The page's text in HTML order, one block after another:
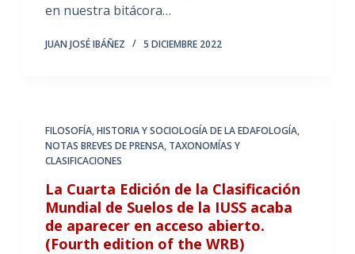
en nuestra bitácora…
JUAN JOSÉ IBÁÑEZ 5 DICIEMBRE 2022
FILOSOFÍA, HISTORIA Y SOCIOLOGÍA DE LA EDAFOLOGÍA,
NOTAS BREVES DE PRENSA, TAXONOMÍAS Y
CLASIFICACIONES
La Cuarta Edición de la Clasificación
Mundial de Suelos de la IUSS acaba
de aparecer en acceso abierto.
(Fourth edition of the WRB)